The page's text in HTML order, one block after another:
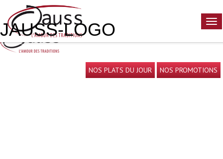
NOS PLATS DU JOUR NOS PROMOTIONS
JAUSS-LOGO
‹ Return toAccueil
5 juillet 2016 jauss— No Comments